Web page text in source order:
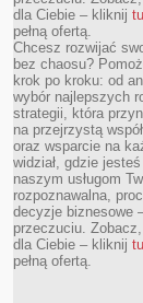
dla Ciebie – kliknij
pełną ofertą.
Chcesz rozwijać
bez chaosu?
krok po kroku: od
wybór najlepszych
strategii, która
na przejrzystą
oraz wsparcie na
widział, gdzie
naszym usługom
rozpoznawalna,
decyzje biznesowe
przeczuciu.
dla Ciebie – kliknij
pełną ofertą.